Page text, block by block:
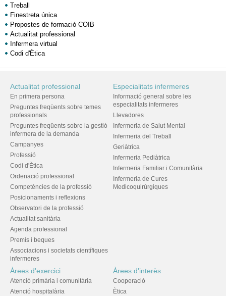
Treball
Finestreta única
Propostes de formació COIB
Actualitat professional
Infermera virtual
Codi d'Ètica
Actualitat professional
En primera persona
Preguntes freqüents sobre temes
professionals
Preguntes freqüents sobre la gestió
infermera de la demanda
Campanyes
Professió
Codi d'Ètica
Ordenació professional
Competències de la professió
Posicionaments i reflexions
Observatori de la professió
Actualitat sanitària
Agenda professional
Premis i beques
Associacions i societats científiques
infermeres
Especialitats infermeres
Informació general sobre les
especialitats infermeres
Llevadores
Infermeria de Salut Mental
Infermeria del Treball
Geriàtrica
Infermeria Pediàtrica
Infermeria Familiar i Comunitària
Infermeria de Cures
Medicoquirúrgiques
Àrees d'exercici
Atenció primària i comunitària
Atenció hospitalària
Àrees d'interès
Cooperació
Ètica